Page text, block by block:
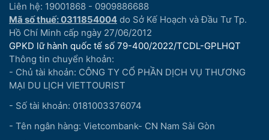
Liên hệ: 19001868 - 0909886688
Mã số thuế: 0311854004 do Sở Kế Hoạch và Đầu Tư Tp.
Hồ Chí Minh cấp ngày 27/06/2012
GPKD lữ hành quốc tế số 79-400/2022/TCDL-GPLHQT
Thông tin chuyển khoản:
- Chủ tài khoản: CÔNG TY CỔ PHẦN DỊCH VỤ THƯƠNG
MẠI DU LỊCH VIETTOURIST
- Số tài khoản: 0181003376074
- Tên ngân hàng: Vietcombank- CN Nam Sài Gòn